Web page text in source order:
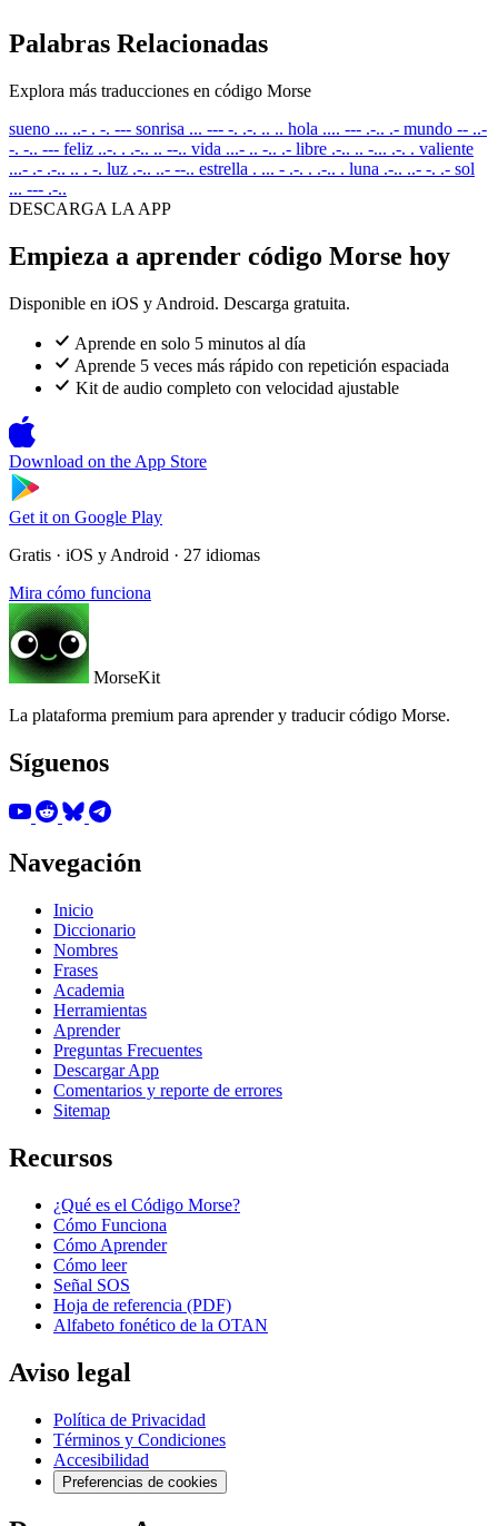
Palabras Relacionadas
Explora más traducciones en código Morse
sueno ... ..- . -. --- sonrisa ... --- -. .-. .. .. hola .... --- .-.. .- mundo -- ..-
-. -.. --- feliz ..-. . .-.. .. --.. vida ...- .. -.. .- libre .-.. .. -... .-. . valiente
...- .- .-.. .. . -. luz .-.. ..- --.. estrella . ... - .-. . .-.. . luna .-.. ..- -. .- sol
... --- .-..
DESCARGA LA APP
Empieza a aprender código Morse hoy
Disponible en iOS y Android. Descarga gratuita.
Aprende en solo 5 minutos al día
Aprende 5 veces más rápido con repetición espaciada
Kit de audio completo con velocidad ajustable
Download on the App Store
Get it on Google Play
Gratis · iOS y Android · 27 idiomas
Mira cómo funciona
MorseKit
La plataforma premium para aprender y traducir código Morse.
Síguenos
Navegación
Inicio
Diccionario
Nombres
Frases
Academia
Herramientas
Aprender
Preguntas Frecuentes
Descargar App
Comentarios y reporte de errores
Sitemap
Recursos
¿Qué es el Código Morse?
Cómo Funciona
Cómo Aprender
Cómo leer
Señal SOS
Hoja de referencia (PDF)
Alfabeto fonético de la OTAN
Aviso legal
Política de Privacidad
Términos y Condiciones
Accesibilidad
Preferencias de cookies